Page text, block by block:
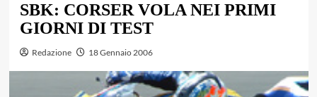
SBK: CORSER VOLA NEI PRIMI
GIORNI DI TEST
Redazione 18 Gennaio 2006